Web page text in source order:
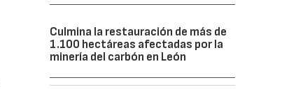
Culmina la restauración de más de
1.100 hectáreas afectadas por la
minería del carbón en León